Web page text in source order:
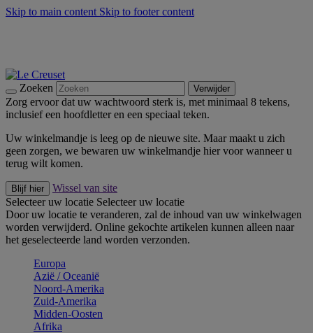
Skip to main content Skip to footer content
Zoeken Verwijder
Zorg ervoor dat uw wachtwoord sterk is, met minimaal 8 tekens,
inclusief een hoofdletter en een speciaal teken.
Uw winkelmandje is leeg op de nieuwe site. Maar maakt u zich
geen zorgen, we bewaren uw winkelmandje hier voor wanneer u
terug wilt komen.
Blijf hier
Wissel van site
Selecteer uw locatie Selecteer uw locatie
Door uw locatie te veranderen, zal de inhoud van uw winkelwagen
worden verwijderd. Online gekochte artikelen kunnen alleen naar
het geselecteerde land worden verzonden.
Europa
Aziё / Oceaniё
Noord-Amerika
Zuid-Amerika
Midden-Oosten
Afrika